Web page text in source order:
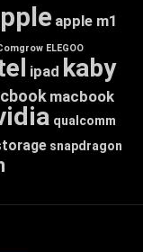
apple m1
ELEGOO
ipad kaby
macbook
qualcomm
snapdragon